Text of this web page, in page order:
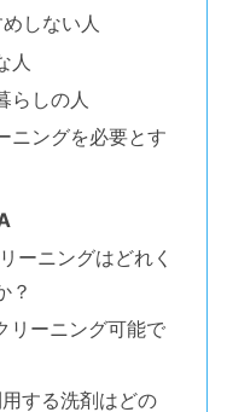
しない人
人
らしの人
ニングを必要とす
ーニングはどれく
？
リーニング可能で
する洗剤はどの